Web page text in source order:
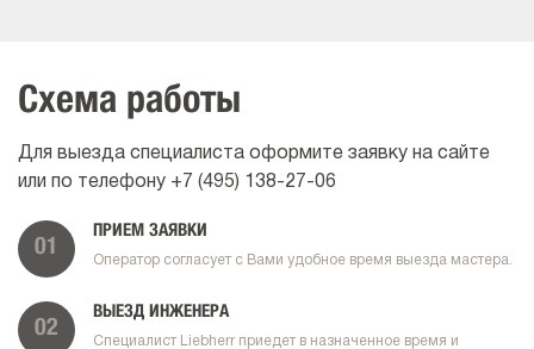
Схема работы
Для выезда специалиста оформите заявку на сайте
или по телефону +7 (495) 138-27-06
01
ПРИЕМ ЗАЯВКИ
Оператор согласует с Вами удобное время выезда мастера.
02
ВЫЕЗД ИНЖЕНЕРА
Специалист Liebherr приедет в назначенное время и